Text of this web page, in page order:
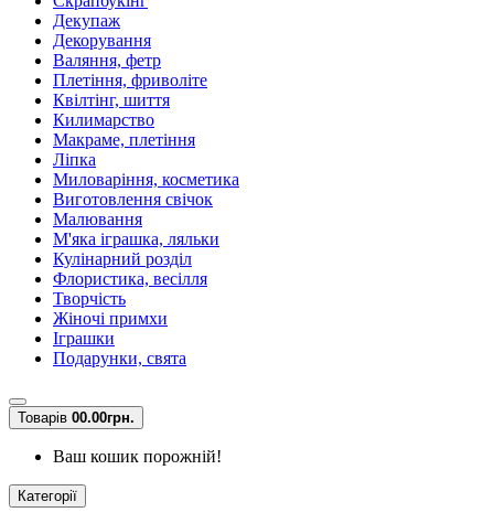
Декупаж
Декорування
Валяння, фетр
Плетіння, фриволіте
Квілтінг, шиття
Килимарство
Макраме, плетіння
Ліпка
Миловаріння, косметика
Виготовлення свічок
Малювання
М'яка іграшка, ляльки
Кулінарний розділ
Флористика, весілля
Творчість
Жіночі примхи
Іграшки
Подарунки, свята
Товарів 00.00грн.
Ваш кошик порожній!
Категорії